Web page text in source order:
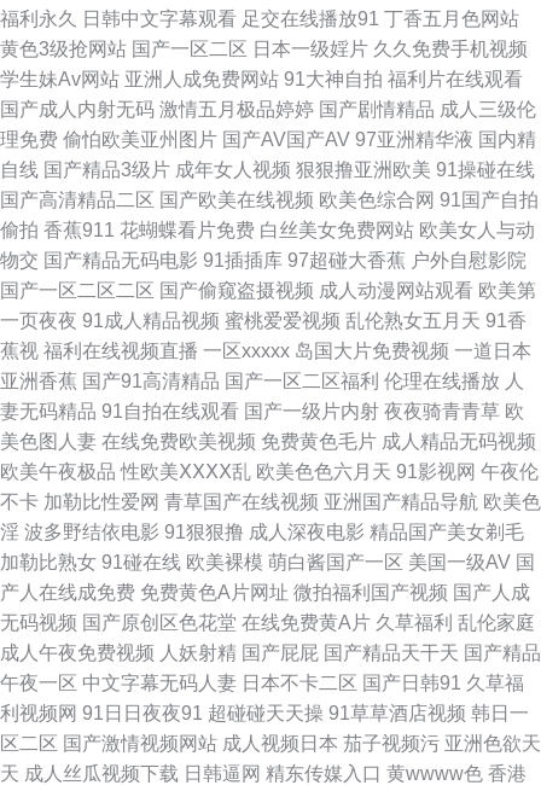
性aaaaa 日韩寂寞影院 在线播放传媒视频 91桃色黑丝 超碰人人操人人 中日
肏屄视频 国产男女操 日韩戍人一级 中文字幕电影日本 av秘密入口 成人性交
影院 国产视频三级 日韩午夜成人网站 都市激情一区 久久草爱 五月丁香福利
网 69xbcom 91色版 A欧美A欧美A 豆花影院天天吃瓜 国产无套普通话 蜜桃
午夜福利院 日韩e级免费 91超碰人人在线 91在线视频免费 成人高清无码 国
产操女人 狠狠操网址 日本a级电影久久 五月天肏屄网 91精品老司机 国产自
产91 日比打炮 伪娘ts在线 影音先锋色导航 99摸99操 超碰久久96 福利视频
网址 九九福利视频导航 男女互操免费看 亚洲龙1级a片 91人妻人人爽 成人性
爱午夜剧场 国产麻豆精品在线 久久福利精品 青青热久精品 亚洲成人在线播
放 一本道免费视频 九九一AV 欧美亚色色 亚洲色窝窝 97人妻色色 国产超91
美女干逼 日韩成人精品网站 亚洲另类春色小说 91精东黄色 草逼免费直接看
精品玖玖 91TV网页 www99肏 丁香五月天导航网 九一成人午夜 熟女视频一
区 91黄色图片 阿v视频在线观看 久草福利导航 宅女好色图 wwwav狼人 大香
福利永久 日韩中文字幕观看 足交在线播放91 丁香五月色网站
黄色3级抢网站 国产一区二区 日本一级婬片 久久免费手机视频
学生妹Av网站 亚洲人成免费网站 91大神自拍 福利片在线观看
国产成人内射无码 激情五月极品婷婷 国产剧情精品 成人三级伦
理免费 偷怕欧美亚州图片 国产AV国产AV 97亚洲精华液 国内精
自线 国产精品3级片 成年女人视频 狠狠撸亚洲欧美 91操碰在线
国产高清精品二区 国产欧美在线视频 欧美色综合网 91国产自拍
偷拍 香蕉911 花蝴蝶看片免费 白丝美女免费网站 欧美女人与动
物交 国产精品无码电影 91插插库 97超碰大香蕉 户外自慰影院
国产一区二区二区 国产偷窥盗摄视频 成人动漫网站观看 欧美第
一页夜夜 91成人精品视频 蜜桃爱爱视频 乱伦熟女五月天 91香
蕉视 福利在线视频直播 一区xxxxx 岛国大片免费视频 一道日本
亚洲香蕉 国产91高清精品 国产一区二区福利 伦理在线播放 人
妻无码精品 91自拍在线观看 国产一级片内射 夜夜骑青青草 欧
美色图人妻 在线免费欧美视频 免费黄色毛片 成人精品无码视频
欧美午夜极品 性欧美ⅩⅩⅩⅩ乱 欧美色色六月天 91影视网 午夜伦
不卡 加勒比性爱网 青草国产在线视频 亚洲国产精品导航 欧美色
淫 波多野结依电影 91狠狠撸 成人深夜电影 精品国产美女剃毛
加勒比熟女 91碰在线 欧美裸模 萌白酱国产一区 美国一级AV 国
产人在线成免费 免费黄色A片网址 微拍福利国产视频 国产人成
无码视频 国产原创区色花堂 在线免费黄A片 久草福利 乱伦家庭
成人午夜免费视频 人妖射精 国产屁屁 国产精品天干天 国产精品
午夜一区 中文字幕无码人妻 日本不卡二区 国产日韩91 久草福
利视频网 91日日夜夜91 超碰碰天天操 91草草酒店视频 韩日一
区二区 国产激情视频网站 成人视频日本 茄子视频污 亚洲色欲天
天 成人丝瓜视频下载 日韩逼网 精东传媒入口 黄wwww色 香港